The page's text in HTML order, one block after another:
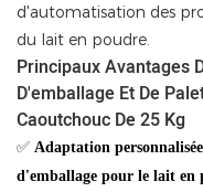
d'automatisation des
du lait en poudre.
Principaux Avantages
D'emballage Et De
Caoutchouc De 25 Kg
✅ Adaptation
d'emballage pour le lait en